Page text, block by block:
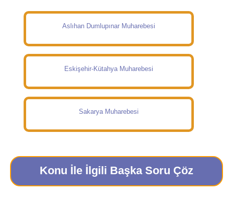
Aslıhan Dumlupınar Muharebesi
Eskişehir-Kütahya Muharebesi
Sakarya Muharebesi
Konu İle İlgili Başka Soru Çöz